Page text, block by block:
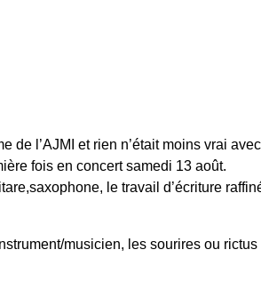
de l’AJMI et rien n’était moins vrai
fois en concert samedi 13 août.
le travail d’écriture
musicien, les sourires ou